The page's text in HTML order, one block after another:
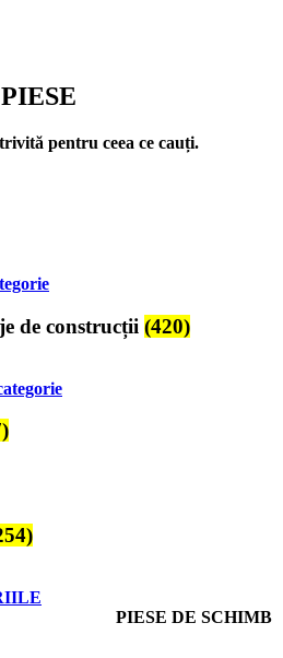
pentru ceea ce cauți.
de construcții (420)